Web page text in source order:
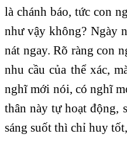
là chánh báo, tức con
như vậy không? Ngày
nát ngay. Rõ ràng con
nhu cầu của thể xác,
nghĩ mới nói, có nghĩ
thân này tự hoạt động,
sáng suốt thì chỉ huy